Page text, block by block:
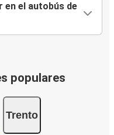
en el autobús de
populares
Trento